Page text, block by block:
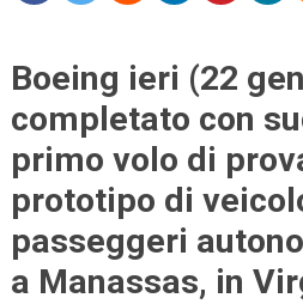
Boeing ieri (22
completato con
primo volo di
prototipo di
passeggeri
a Manassas, in